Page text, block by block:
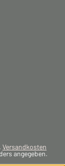
Versandkosten
angegeben.